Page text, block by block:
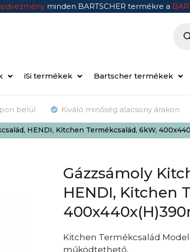
minden BARTSCHER termékre a
iSi termékek Bartscher termékek
belül Kiváló minőség alacsony árakon
HENDI, Kitchen Termékcsalád, 6kW,
Gázzsámoly
HENDI, Kitchen
Kitchen Termékcsalád
működtethető.